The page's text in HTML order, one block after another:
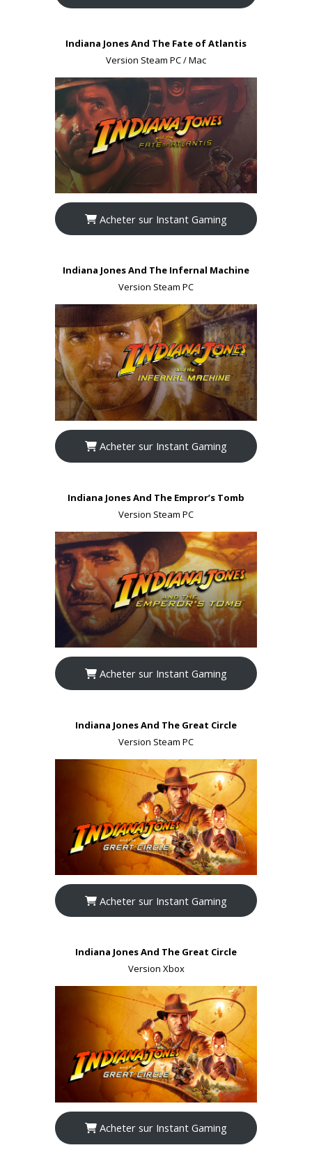
Indiana Jones And The Fate of Atlantis
Version Steam PC / Mac
Acheter sur Instant Gaming
Indiana Jones And The Infernal Machine
Version Steam PC
Acheter sur Instant Gaming
Indiana Jones And The Empror’s Tomb
Version Steam PC
Acheter sur Instant Gaming
Indiana Jones And The Great Circle
Version Steam PC
Acheter sur Instant Gaming
Indiana Jones And The Great Circle
Version Xbox
Acheter sur Instant Gaming